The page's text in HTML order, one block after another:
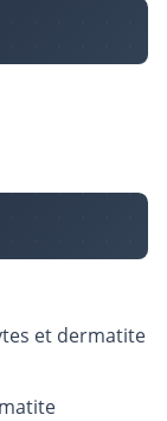
et dermatite